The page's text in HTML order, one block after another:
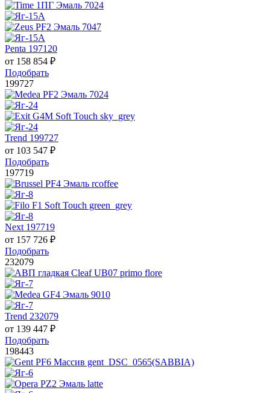
Penta 197120
от 158 854 ₽
Подобрать
199727
Trend 199727
от 103 547 ₽
Подобрать
197719
Next 197719
от 157 726 ₽
Подобрать
232079
Trend 232079
от 139 447 ₽
Подобрать
198443